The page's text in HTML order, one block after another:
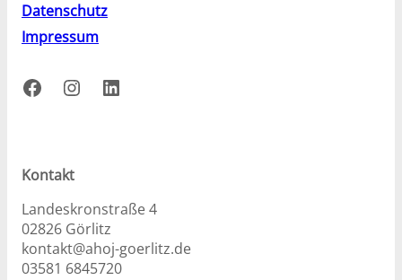
Datenschutz
Impressum
Facebook Instagram LinkedIn
Kontakt
Landeskronstraße 4
02826 Görlitz
kontakt@ahoj-goerlitz.de
03581 6845720